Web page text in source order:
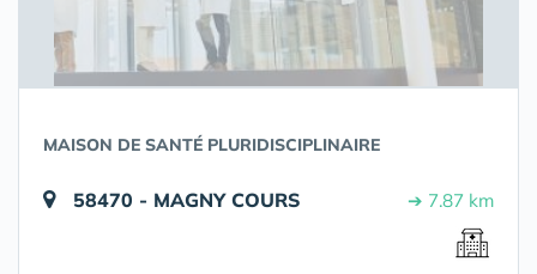
MAISON DE SANTÉ PLURIDISCIPLINAIRE
58470 - MAGNY COURS ➔ 7.87 km